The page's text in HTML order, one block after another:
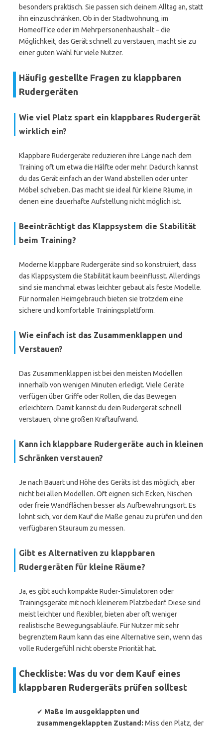
besonders praktisch. Sie passen sich deinem Alltag an, statt
ihn einzuschränken. Ob in der Stadtwohnung, im
Homeoffice oder im Mehrpersonenhaushalt – die
Möglichkeit, das Gerät schnell zu verstauen, macht sie zu
einer guten Wahl für viele Nutzer.
Häufig gestellte Fragen zu klappbaren
Rudergeräten
Wie viel Platz spart ein klappbares Rudergerät
wirklich ein?
Klappbare Rudergeräte reduzieren ihre Länge nach dem
Training oft um etwa die Hälfte oder mehr. Dadurch kannst
du das Gerät einfach an der Wand abstellen oder unter
Möbel schieben. Das macht sie ideal für kleine Räume, in
denen eine dauerhafte Aufstellung nicht möglich ist.
Beeinträchtigt das Klappsystem die Stabilität
beim Training?
Moderne klappbare Rudergeräte sind so konstruiert, dass
das Klappsystem die Stabilität kaum beeinflusst. Allerdings
sind sie manchmal etwas leichter gebaut als feste Modelle.
Für normalen Heimgebrauch bieten sie trotzdem eine
sichere und komfortable Trainingsplattform.
Wie einfach ist das Zusammenklappen und
Verstauen?
Das Zusammenklappen ist bei den meisten Modellen
innerhalb von wenigen Minuten erledigt. Viele Geräte
verfügen über Griffe oder Rollen, die das Bewegen
erleichtern. Damit kannst du dein Rudergerät schnell
verstauen, ohne großen Kraftaufwand.
Kann ich klappbare Rudergeräte auch in kleinen
Schränken verstauen?
Je nach Bauart und Höhe des Geräts ist das möglich, aber
nicht bei allen Modellen. Oft eignen sich Ecken, Nischen
oder freie Wandflächen besser als Aufbewahrungsort. Es
lohnt sich, vor dem Kauf die Maße genau zu prüfen und den
verfügbaren Stauraum zu messen.
Gibt es Alternativen zu klappbaren
Rudergeräten für kleine Räume?
Ja, es gibt auch kompakte Ruder-Simulatoren oder
Trainingsgeräte mit noch kleinerem Platzbedarf. Diese sind
meist leichter und flexibler, bieten aber oft weniger
realistische Bewegungsabläufe. Für Nutzer mit sehr
begrenztem Raum kann das eine Alternative sein, wenn das
volle Rudergefühl nicht oberste Priorität hat.
Checkliste: Was du vor dem Kauf eines
klappbaren Rudergeräts prüfen solltest
✔ Maße im ausgeklappten und
zusammengeklappten Zustand: Miss den Platz, der